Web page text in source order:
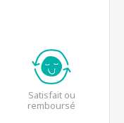
Satisfait ou
remboursé